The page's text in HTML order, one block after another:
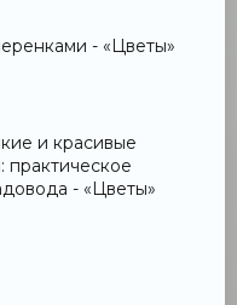
- «Цветы»
и красивые
практическое
- «Цветы»